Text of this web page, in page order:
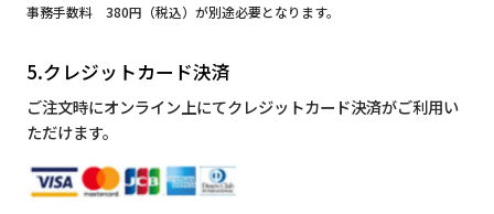
事務手数料 380円（税込）が別途必要となります。
5.クレジットカード決済
ご注文時にオンライン上にてクレジットカード決済がご利用い
ただけます。